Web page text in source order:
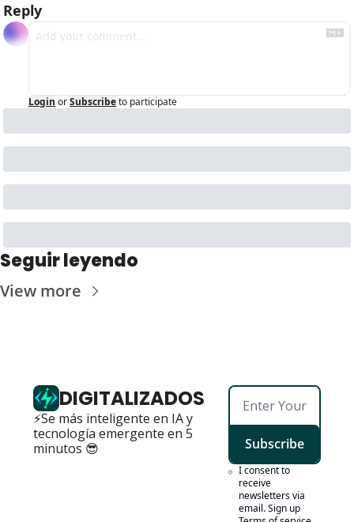
Reply
Login orSubscribeto participate
Seguir leyendo
View more
DIGITALIZADOS
⚡Se más inteligente en IA y
tecnología emergente en 5
minutos 😎
Subscribe
I consent to
receive
newsletters via
email. Sign up